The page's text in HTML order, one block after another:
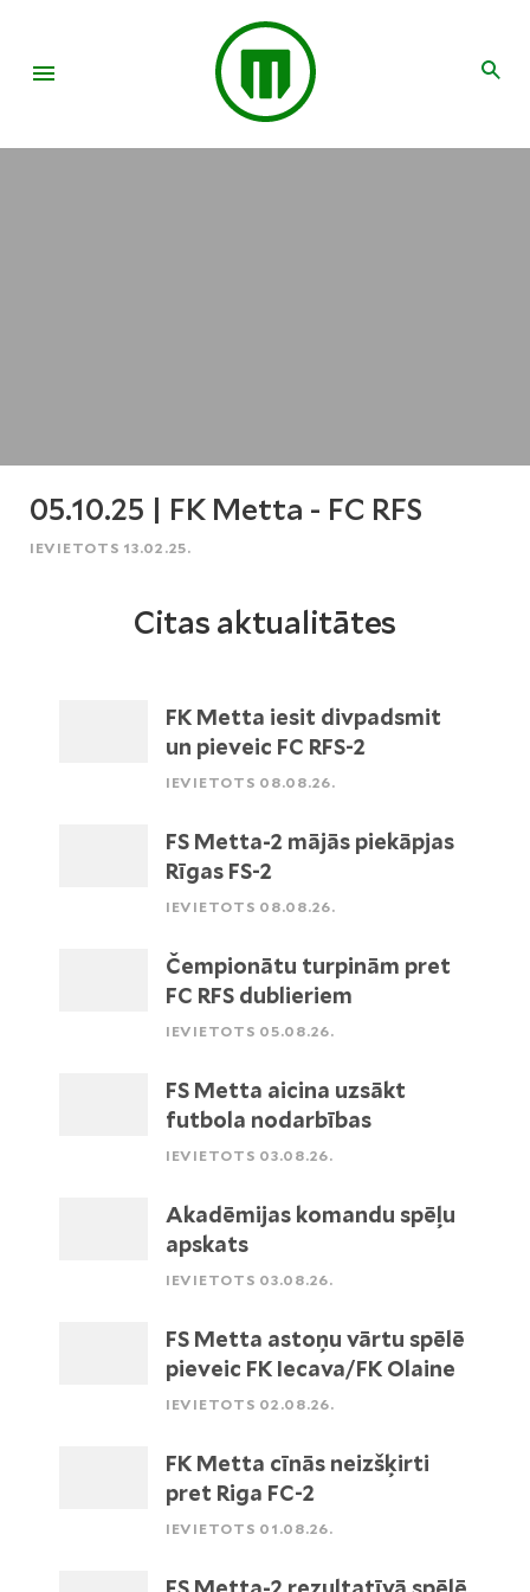
05.10.25 | FK Metta - FC RFS
IEVIETOTS 13.02.25.
Citas aktualitātes
FK Metta iesit divpadsmit
un pieveic FC RFS-2
IEVIETOTS 08.08.26.
FS Metta-2 mājās piekāpjas
Rīgas FS-2
IEVIETOTS 08.08.26.
Čempionātu turpinām pret
FC RFS dublieriem
IEVIETOTS 05.08.26.
FS Metta aicina uzsākt
futbola nodarbības
IEVIETOTS 03.08.26.
Akadēmijas komandu spēļu
apskats
IEVIETOTS 03.08.26.
FS Metta astoņu vārtu spēlē
pieveic FK Iecava/FK Olaine
IEVIETOTS 02.08.26.
FK Metta cīnās neizšķirti
pret Riga FC-2
IEVIETOTS 01.08.26.